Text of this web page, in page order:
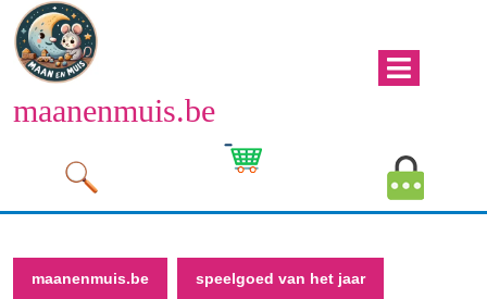
Naar
de
inhoud
maanenmuis.be
Winkelwagen
maanenmuis.be speelgoed van het jaar